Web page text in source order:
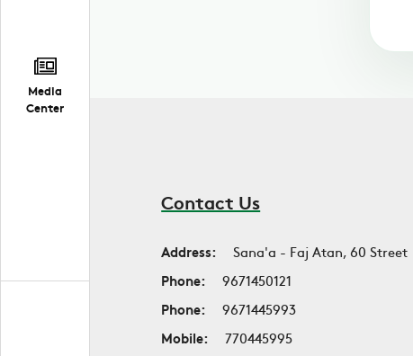
Media
Center
Contact Us
Address:
Sana'a - Faj Atan, 60 Street
Phone:
9671450121
Phone:
9671445993
Mobile:
770445995